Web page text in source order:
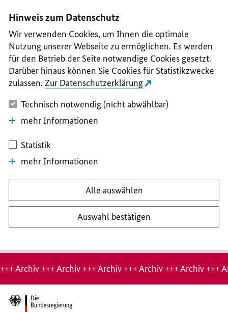
II
III
IV
V
Hinweis zum Datenschutz
Wir verwenden Cookies, um Ihnen die optimale
Nutzung unserer Webseite zu ermöglichen. Es werden
für den Betrieb der Seite notwendige Cookies gesetzt.
Darüber hinaus können Sie Cookies für Statistikzwecke
zulassen. Zur Datenschutzerklärung
Technisch notwendig (nicht abwählbar)
mehr Informationen
Statistik
mehr Informationen
Alle auswählen
Auswahl bestätigen
Hinweis:
Archiv-
Seite
+++ Archiv +++ Archiv +++ Archiv +++ Archiv +++ Archiv +++